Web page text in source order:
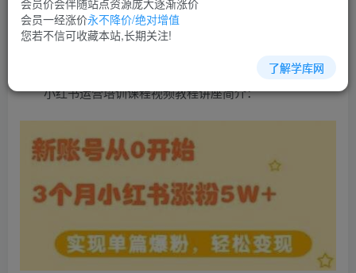
您当前未登录！建议登陆后购买，可保存购买订单
小红书运营培训课程视频教程讲座简介：
会员一经涨价永不降价/绝对增值
您若不信可收藏本站,长期关注!
了解学库网